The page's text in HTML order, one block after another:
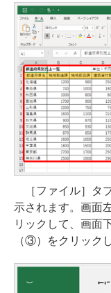
［ファイル］タ
示されます。画面
リックして、画面
（③）をクリック